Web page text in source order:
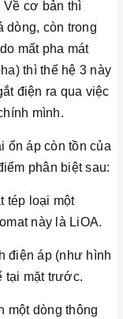
Về cơ bản thì
dòng, còn trong
mất pha mát
thì thế hệ 3 này
điện ra qua việc
mình.
ổn áp còn tồn của
phân biệt sau:
tép loại một
này là LiOA.
điện áp (như hình
tại mặt trước.
một dòng thông